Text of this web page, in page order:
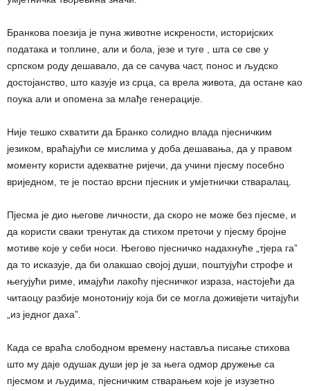
Бранкова поезија је пуна животне искрености, историјских
података и топлине, али и бола, језе и туге , шта се све у
српском роду дешавало, да се сачува част, понос и људско
достојанство, што казује из срца, са врела живота, да остане као
поука али и опомена за млађе генерације.
Није тешко схватити да Бранко солидно влада пјесничким
језиком, враћајући се мислима у доба дешавања, да у правом
моменту користи адекватне ријечи, да учини пјесму посебно
вриједном, те је постао врсни пјесник и умјетнички стваралац.
Пјесма је дио његове личности, да скоро не може без пјесме, и
да користи сваки тренутак да стихом преточи у пјесму бројне
мотиве које у себи носи. Његово пјесничко надахнуће „тјера га”
да то исказује, да би олакшао својој души, поштујући строфе и
његујући риме, имајући лакоћу пјесничког израза, настојећи да
читаоцу разбије монотонију која би се могла доживјети читајући
„из једног даха”.
Када се враћа слободном времену наставља писање стихова
што му даје одушак души јер је за њега одмор дружење са
пјесмом и људима, пјесничким стварањем које је изузетно